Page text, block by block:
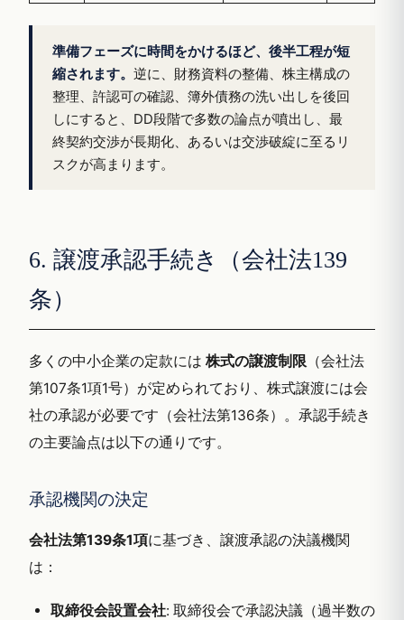
準備フェーズに時間をかけるほど、後半工程が短
縮されます。 逆に、財務資料の整備、株主構成の
整理、許認可の確認、簿外債務の洗い出しを後回
しにすると、DD段階で多数の論点が噴出し、最
終契約交渉が長期化、あるいは交渉破綻に至るリ
スクが高まります。
6. 譲渡承認手続き（会社法139
条）
多くの中小企業の定款には 株式の譲渡制限 （会社法
第107条1項1号）が定められており、株式譲渡には会
社の承認が必要です（会社法第136条）。承認手続き
の主要論点は以下の通りです。
承認機関の決定
会社法第139条1項に基づき、譲渡承認の決議機関
は：
取締役会設置会社: 取締役会で承認決議（過半数の